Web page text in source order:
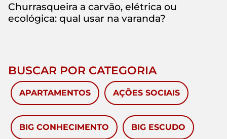
Churrasqueira a carvão, elétrica ou
ecológica: qual usar na varanda?
BUSCAR POR CATEGORIA
APARTAMENTOS AÇÕES SOCIAIS
BIG CONHECIMENTO BIG ESCUDO